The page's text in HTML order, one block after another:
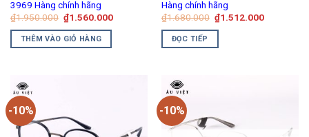
3969 Hàng chính hãng
₫1.950.000 Giá
gốc
là:
₫1.950.000.
₫1.560.000Giá
THÊM VÀO GIỎ HÀNG
Hàng chính hãng
₫1.680.000 Giá
gốc
là:
₫1.512.000Giá
ĐỌC TIẾP
-10% -10%